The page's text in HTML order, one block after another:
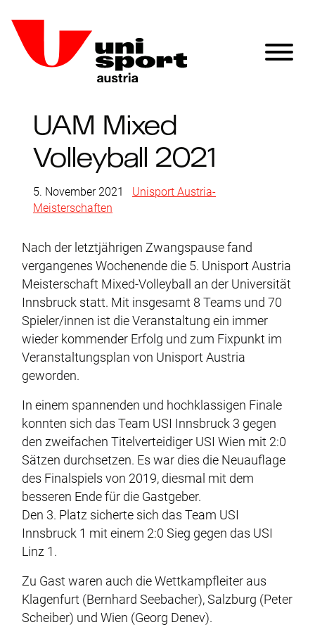
UAM Mixed
Volleyball 2021
5. November 2021
Unisport Austria-
Meisterschaften
Nach der letztjährigen Zwangspause fand
vergangenes Wochenende die 5. Unisport Austria
Meisterschaft Mixed-Volleyball an der Universität
Innsbruck statt. Mit insgesamt 8 Teams und 70
Spieler/innen ist die Veranstaltung ein immer
wieder kommender Erfolg und zum Fixpunkt im
Veranstaltungsplan von Unisport Austria
geworden.
In einem spannenden und hochklassigen Finale
konnten sich das Team USI Innsbruck 3 gegen
den zweifachen Titelverteidiger USI Wien mit 2:0
Sätzen durchsetzen. Es war dies die Neuauflage
des Finalspiels von 2019, diesmal mit dem
besseren Ende für die Gastgeber.
Den 3. Platz sicherte sich das Team USI
Innsbruck 1 mit einem 2:0 Sieg gegen das USI
Linz 1.
Zu Gast waren auch die Wettkampfleiter aus
Klagenfurt (Bernhard Seebacher), Salzburg (Peter
Scheiber) und Wien (Georg Denev).